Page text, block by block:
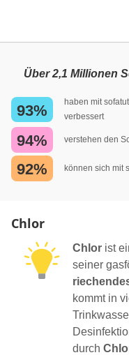
Über 2,1 Millionen
93%
haben mit
verbessert
94% verstehen den
92% können sich mit
Chlor
Chlor ist
seiner
kommt in
durch